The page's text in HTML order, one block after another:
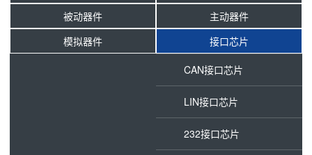
被动器件
主动器件
模拟器件
接口芯片
CAN接口芯片
LIN接口芯片
232接口芯片